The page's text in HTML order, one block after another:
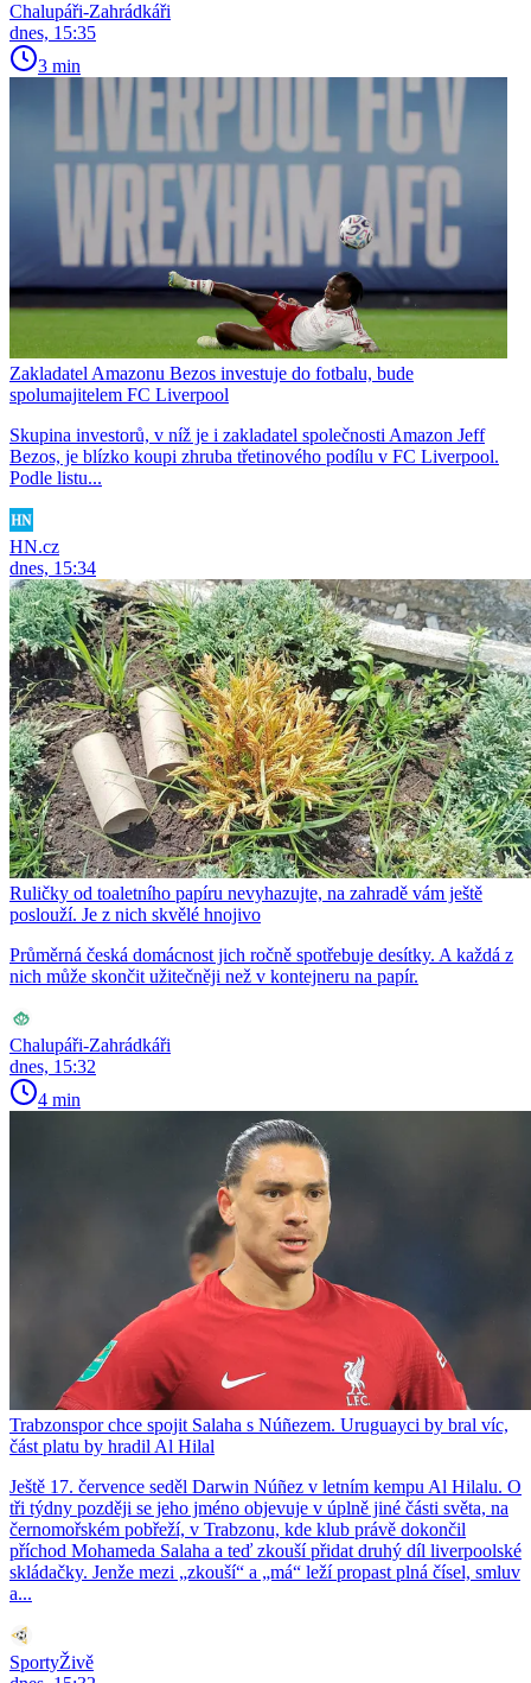
Chalupáři-Zahrádkáři
dnes, 15:35
3 min
Zakladatel Amazonu Bezos investuje do fotbalu, bude
spolumajitelem FC Liverpool
Skupina investorů, v níž je i zakladatel společnosti Amazon Jeff
Bezos, je blízko koupi zhruba třetinového podílu v FC Liverpool.
Podle listu...
HN.cz
dnes, 15:34
Ruličky od toaletního papíru nevyhazujte, na zahradě vám ještě
poslouží. Je z nich skvělé hnojivo
Průměrná česká domácnost jich ročně spotřebuje desítky. A každá z
nich může skončit užitečněji než v kontejneru na papír.
Chalupáři-Zahrádkáři
dnes, 15:32
4 min
Trabzonspor chce spojit Salaha s Núñezem. Uruguayci by bral víc,
část platu by hradil Al Hilal
Ještě 17. července seděl Darwin Núñez v letním kempu Al Hilalu. O
tři týdny později se jeho jméno objevuje v úplně jiné části světa, na
černomořském pobřeží, v Trabzonu, kde klub právě dokončil
příchod Mohameda Salaha a teď zkouší přidat druhý díl liverpoolské
skládačky. Jenže mezi „zkouší“ a „má“ leží propast plná čísel, smluv
a...
SportyŽivě